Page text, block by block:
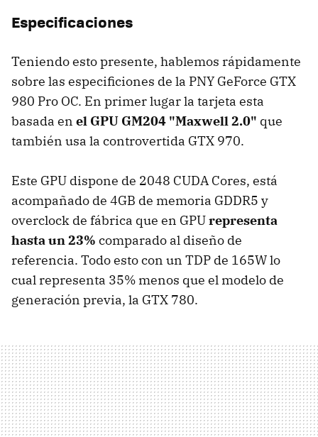
Especificaciones
Teniendo esto presente, hablemos rápidamente
sobre las especificiones de la PNY GeForce GTX
980 Pro OC. En primer lugar la tarjeta esta
basada en el GPU GM204 "Maxwell 2.0" que
también usa la controvertida GTX 970.
Este GPU dispone de 2048 CUDA Cores, está
acompañado de 4GB de memoria GDDR5 y
overclock de fábrica que en GPUrepresenta
hasta un 23% comparado al diseño de
referencia. Todo esto con un TDP de 165W lo
cual representa 35% menos que el modelo de
generación previa, la GTX 780.